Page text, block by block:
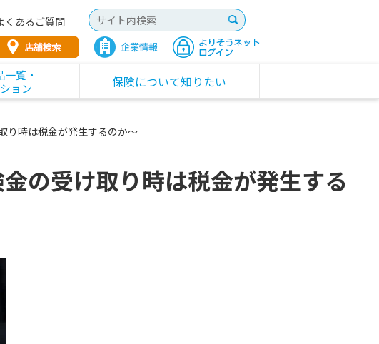
くあるご質問
覧・
ョン
保険について知りたい
り時は税金が発生するのか～
の受け取り時は税金が発生する